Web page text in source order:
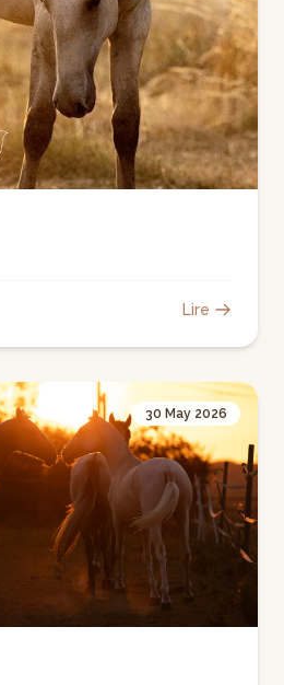
Lire
30 May 2026